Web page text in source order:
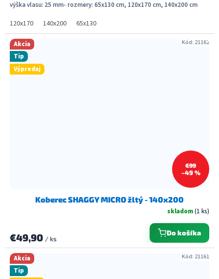
výška vlasu: 25 mm- rozmery: 65x130 cm, 120x170 cm, 140x200 cm
120x170 140x200 65x130
Akcia
Tip
Výpredaj
€99
–49 %
Koberec SHAGGY MICRO žltý - 140x200
skladom(1 ks)
€49,90 / ks
Do košíka
Kód: 21162
Akcia
Tip
Kód: 21161